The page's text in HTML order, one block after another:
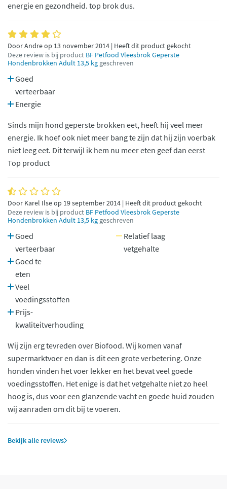
energie en gezondheid. top brok dus.
Door Andre op 13 november 2014 | Heeft dit product gekocht
Deze review is bij product BF Petfood Vleesbrok Geperste
Hondenbrokken Adult 13,5 kg geschreven
Goed
verteerbaar
Energie
Sinds mijn hond geperste brokken eet, heeft hij veel meer
energie. Ik hoef ook niet meer bang te zijn dat hij zijn voerbak
niet leeg eet. Dit terwijl ik hem nu meer eten geef dan eerst
Top product
Door Karel Ilse op 19 september 2014 | Heeft dit product gekocht
Deze review is bij product BF Petfood Vleesbrok Geperste
Hondenbrokken Adult 13,5 kg geschreven
Goed
verteerbaar
Goed te
eten
Veel
voedingsstoffen
Prijs-
kwaliteitverhouding
Relatief laag
vetgehalte
Wij zijn erg tevreden over Biofood. Wij komen vanaf
supermarktvoer en dan is dit een grote verbetering. Onze
honden vinden het voer lekker en het bevat veel goede
voedingsstoffen. Het enige is dat het vetgehalte niet zo heel
hoog is, dus voor een glanzende vacht en goede huid zouden
wij aanraden om dit bij te voeren.
Bekijk alle reviews